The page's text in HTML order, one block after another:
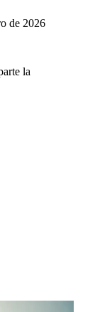
de 2026
la